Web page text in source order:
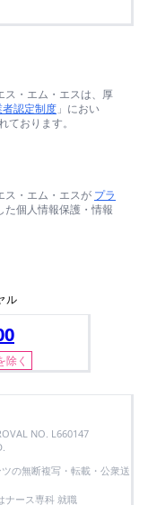
ス・エム・エスは、厚
認定制度 」におい
おります。
ス・エム・エスが プラ
た個人情報保護・情報
ル
除く
NO. L660147
の無断複写・転載・公衆送
ナース専科 就職